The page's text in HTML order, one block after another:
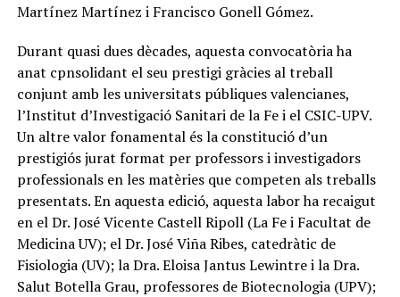
Martínez Martínez i Francisco Gonell Gómez.
Durant quasi dues dècades, aquesta convocatòria ha
anat cpnsolidant el seu prestigi gràcies al treball
conjunt amb les universitats públiques valencianes,
l’Institut d’Investigació Sanitari de la Fe i el CSIC-UPV.
Un altre valor fonamental és la constitució d’un
prestigiós jurat format per professors i investigadors
professionals en les matèries que competen als treballs
presentats. En aquesta edició, aquesta labor ha recaigut
en el Dr. José Vicente Castell Ripoll (La Fe i Facultat de
Medicina UV); el Dr. José Viña Ribes, catedràtic de
Fisiologia (UV); la Dra. Eloisa Jantus Lewintre i la Dra.
Salut Botella Grau, professores de Biotecnologia (UPV);